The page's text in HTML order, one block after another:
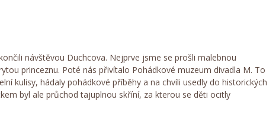
návštěvou Duchcova. Nejprve jsme se prošli malebnou
princeznu. Poté nás přivítalo Pohádkové muzeum divadla M. To
kulisy, hádaly pohádkové příběhy a na chvíli usedly do historických
byl ale průchod tajuplnou skříní, za kterou se děti ocitly